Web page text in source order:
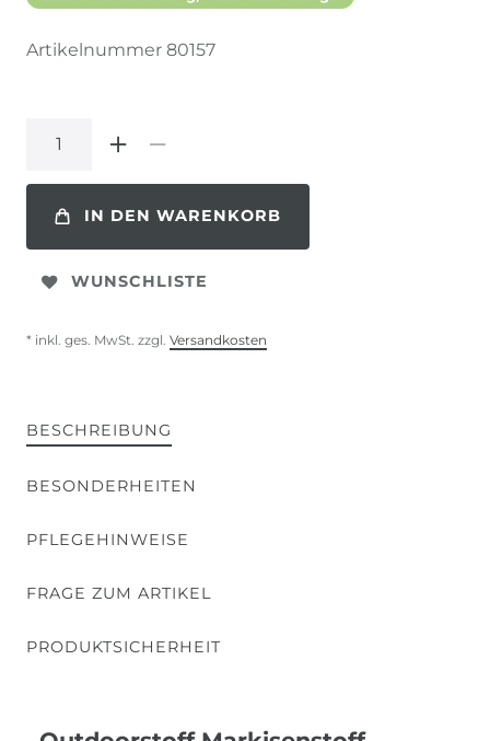
Artikelnummer 80157
IN DEN WARENKORB
WUNSCHLISTE
* inkl. ges. MwSt. zzgl. Versandkosten
BESCHREIBUNG
BESONDERHEITEN
PFLEGEHINWEISE
FRAGE ZUM ARTIKEL
PRODUKTSICHERHEIT